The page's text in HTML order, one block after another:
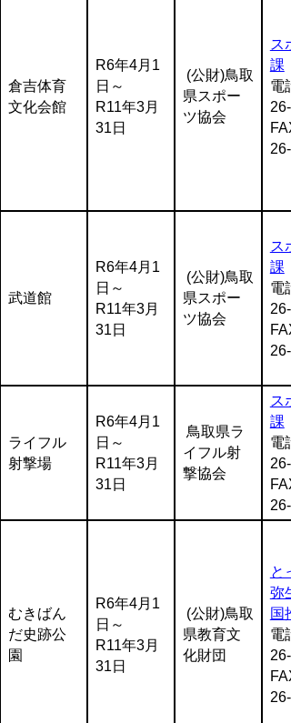
倉吉体育
文化会館
R6年4月1
日～
R11年3月
31日
(公財)鳥取
県スポー
ツ協会
ス
課
電
武道館
R6年4月1
日～
R11年3月
31日
(公財)鳥取
県スポー
ツ協会
ス
課
電
ライフル
射撃場
R6年4月1
日～
R11年3月
31日
鳥取県ラ
イフル射
撃協会
ス
課
電
むきばん
だ史跡公
園
R6年4月1
日～
R11年3月
31日
(公財)鳥取
県教育文
化財団
と
弥
国
電